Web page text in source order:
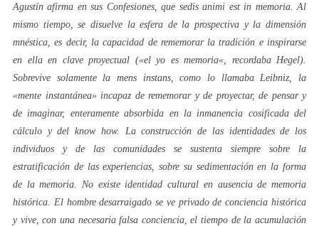
Agustín afirma en sus Confesiones, que sedis animi est in memoria. Al
mismo tiempo, se disuelve la esfera de la prospectiva y la dimensión
mnéstica , es decir, la capacidad de rememorar la tradición e inspirarse
en ella en clave proyectual («el yo es memoria«, recordaba Hegel).
Sobrevive solamente la mens instans, como lo llamaba Leibniz, la
«mente instantánea» incapaz de rememorar y de proyectar, de pensar y
de imaginar, enteramente absorbida en la inmanencia cosificada del
cálculo y delknow how. La construcción de las identidades de los
individuos y de las comunidades se sustenta siempre sobre la
estratificación de las experiencias, sobre su sedimentación en la forma
de la memoria. No existe identidad cultural en ausencia de memoria
histórica. El hombre desarraigado se ve privado de conciencia histórica
y vive, con una necesaria falsa conciencia, el tiempo de la acumulación